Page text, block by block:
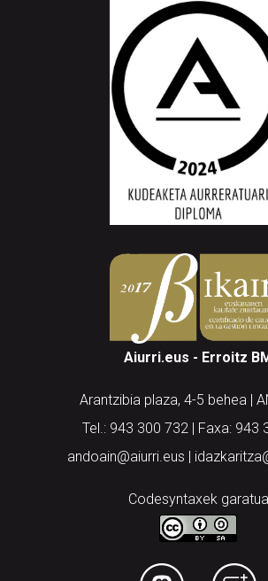
Aiurri.eus - Erroitz
Arantzibia plaza, 4-5 behea |
Tel.: 943 300 732 | Faxa: 943
andoain@aiurri.eus |
Codesyntaxek garatua